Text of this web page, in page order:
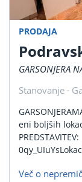
PRODAJA
GARSONJERA
Stanovanje ·
eni boljših
Več o